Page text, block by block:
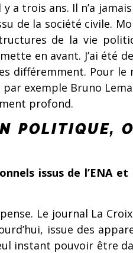
a trois ans. Il n’a
de la société civile.
de la vie
en avant. J’ai été
différemment. Pour
exemple Bruno
profond.
POLITIQUE,
issus de l’ENA
Le journal La
issue des
instant pouvoir être